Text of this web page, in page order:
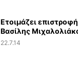
Ετοιμάζει
Βασίλης
22.7.14